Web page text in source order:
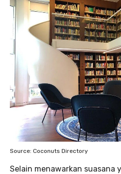
Source: Coconuts Directory
Selain menawarkan suasana